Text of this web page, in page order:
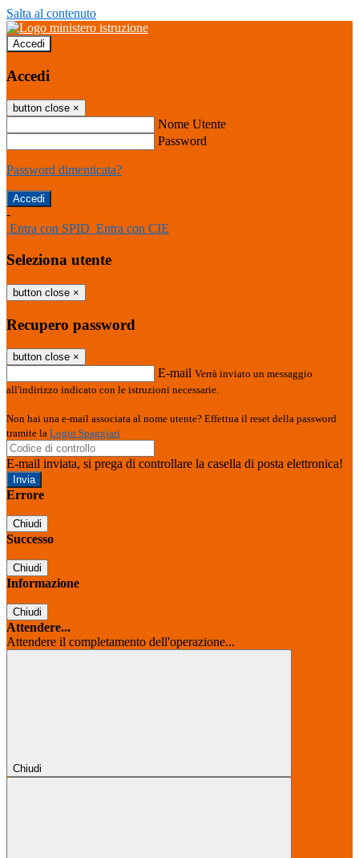
Salta al contenuto
Accedi
Accedi
button close ×
Nome Utente
Password
Password dimenticata?
-
Entra con SPID Entra con CIE
Seleziona utente
button close ×
Recupero password
button close ×
E-mail Verrà inviato un messaggio
all'indirizzo indicato con le istruzioni necessarie.
Non hai una e-mail associata al nome utente? Effettua il reset della password
tramite la Login Spaggiari
E-mail inviata, si prega di controllare la casella di posta elettronica!
Errore
Chiudi
Successo
Chiudi
Informazione
Chiudi
Attendere...
Attendere il completamento dell'operazione...
Chiudi